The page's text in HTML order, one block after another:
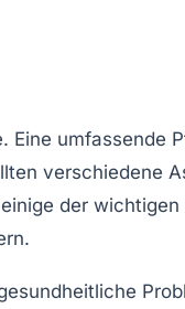
Eine umfassende
verschiedene
der